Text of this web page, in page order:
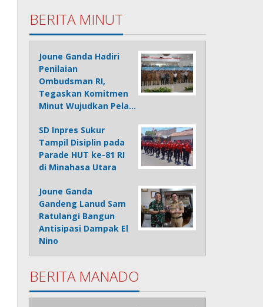
BERITA MINUT
Joune Ganda Hadiri
Penilaian
Ombudsman RI,
Tegaskan Komitmen
Minut Wujudkan Pela…
SD Inpres Sukur
Tampil Disiplin pada
Parade HUT ke-81 RI
di Minahasa Utara
Joune Ganda
Gandeng Lanud Sam
Ratulangi Bangun
Antisipasi Dampak El
Nino
BERITA MANADO